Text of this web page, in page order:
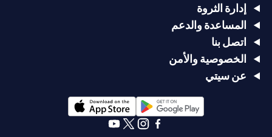
إدارة الثروة
المساعدة والدعم
اتصل بنا
الخصوصية والأمن
عن سيتي
(opens in a new tab)